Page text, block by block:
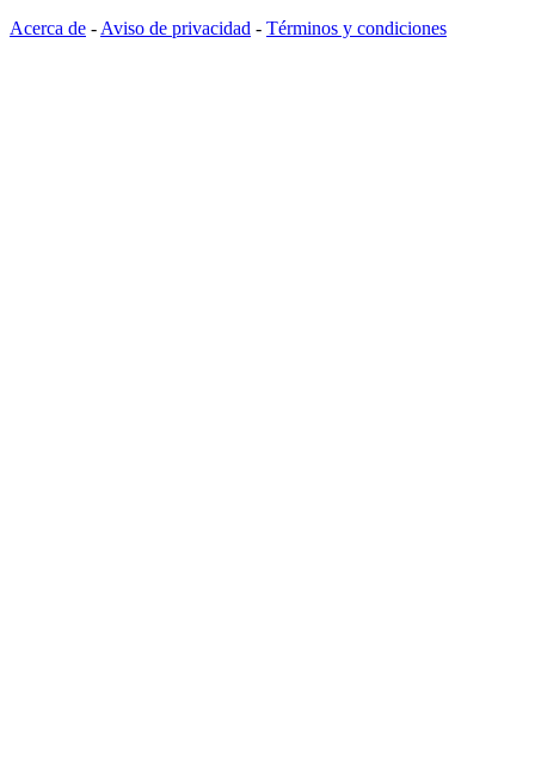
Acerca de - Aviso de privacidad - Términos y condiciones